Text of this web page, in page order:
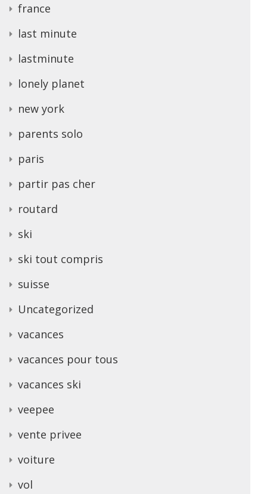
france
last minute
lastminute
lonely planet
new york
parents solo
paris
partir pas cher
routard
ski
ski tout compris
suisse
Uncategorized
vacances
vacances pour tous
vacances ski
veepee
vente privee
voiture
vol